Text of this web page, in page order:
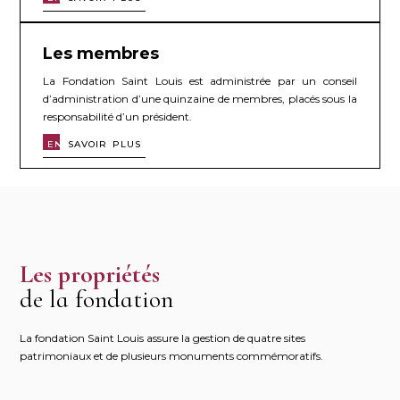
Les membres
La Fondation Saint Louis est administrée par un conseil
d’administration d’une quinzaine de membres, placés sous la
responsabilité d’un président.
EN SAVOIR PLUS
Les propriétés
de la fondation
La fondation Saint Louis assure la gestion de quatre sites
patrimoniaux et de plusieurs monuments commémoratifs.